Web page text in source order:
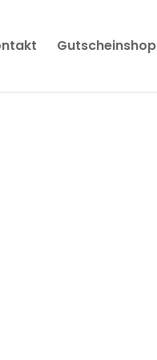
Gutscheinshop